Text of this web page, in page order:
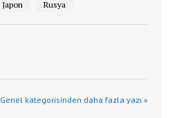
Japon Rusya
Genel kategorisinden daha fazla yazı »